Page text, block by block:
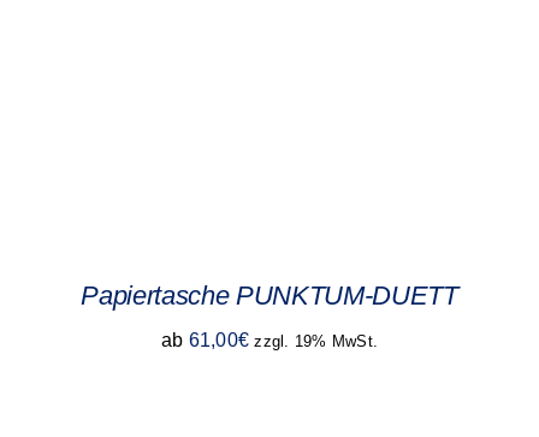
Papiertasche PUNKTUM-DUETT
ab 61,00€ zzgl. 19% MwSt.